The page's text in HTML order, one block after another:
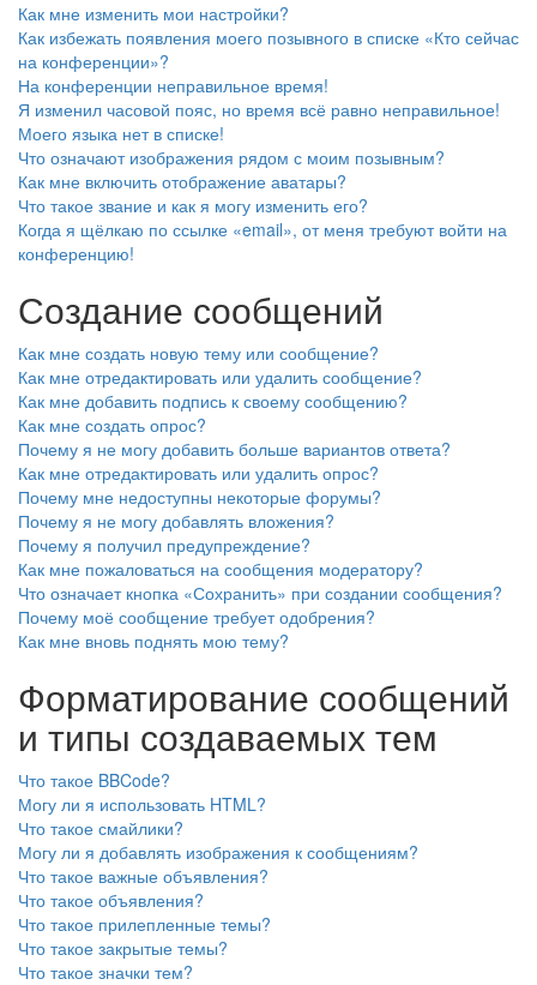
Как мне изменить мои настройки?
Как избежать появления моего позывного в списке «Кто сейчас
на конференции»?
На конференции неправильное время!
Я изменил часовой пояс, но время всё равно неправильное!
Моего языка нет в списке!
Что означают изображения рядом с моим позывным?
Как мне включить отображение аватары?
Что такое звание и как я могу изменить его?
Когда я щёлкаю по ссылке «email», от меня требуют войти на
конференцию!
Создание сообщений
Как мне создать новую тему или сообщение?
Как мне отредактировать или удалить сообщение?
Как мне добавить подпись к своему сообщению?
Как мне создать опрос?
Почему я не могу добавить больше вариантов ответа?
Как мне отредактировать или удалить опрос?
Почему мне недоступны некоторые форумы?
Почему я не могу добавлять вложения?
Почему я получил предупреждение?
Как мне пожаловаться на сообщения модератору?
Что означает кнопка «Сохранить» при создании сообщения?
Почему моё сообщение требует одобрения?
Как мне вновь поднять мою тему?
Форматирование сообщений
и типы создаваемых тем
Что такое BBCode?
Могу ли я использовать HTML?
Что такое смайлики?
Могу ли я добавлять изображения к сообщениям?
Что такое важные объявления?
Что такое объявления?
Что такое прилепленные темы?
Что такое закрытые темы?
Что такое значки тем?